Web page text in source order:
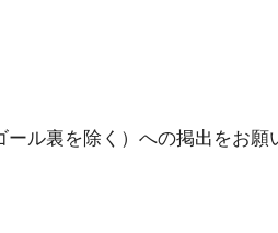
ル裏を除く）への掲出をお願